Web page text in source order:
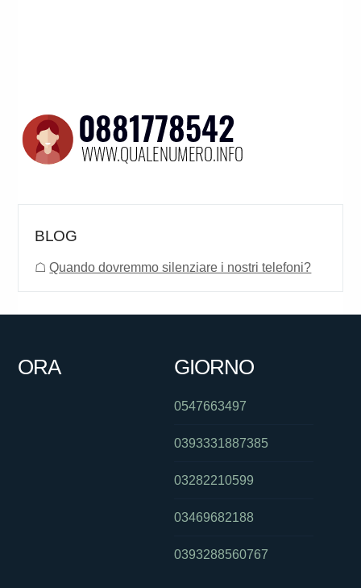
BLOG
☖Quando dovremmo silenziare i nostri telefoni?
ORA GIORNO
0547663497
0393331887385
03282210599
03469682188
0393288560767